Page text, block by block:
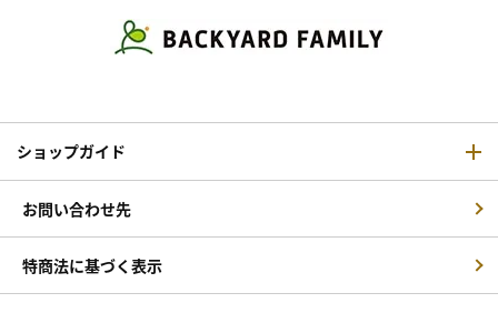
ショップガイド
お問い合わせ先
特商法に基づく表示